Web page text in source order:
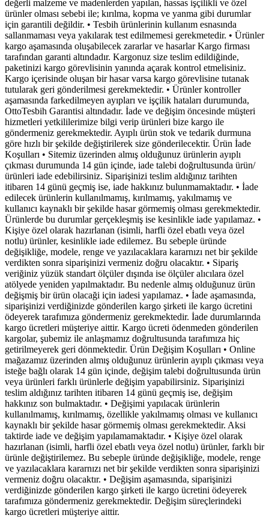
değerli malzeme ve madenlerden yapılan, hassas işçilikli ve özel
ürünler olması sebebi ile; kırılma, kopma ve yanma gibi durumlar
için garantili değildir. • Tesbih ürünlerinin kullanım esnasında
sallanmaması veya yakılarak test edilmemesi gerekmetedir. • Ürünler
kargo aşamasında oluşabilecek zararlar ve hasarlar Kargo firması
tarafından garanti altındadır. Kargonuz size teslim edildiğinde,
paketinizi kargo görevlisinin yanında açarak kontrol etmelisiniz.
Kargo içerisinde oluşan bir hasar varsa kargo görevlisine tutanak
tutularak geri gönderilmesi gerekmektedir. • Ürünler kontroller
aşamasında farkedilmeyen ayıpları ve işçilik hataları durumunda,
OttoTesbih Garantisi altındadır. İade ve değişim öncesinde müşteri
hizmetleri yetkililerimize bilgi verip ürünleri bize kargo ile
göndermeniz gerekmektedir. Ayıplı ürün stok ve tedarik durmuna
göre hızlı bir şekilde değiştirilerek size gönderilecektir. Ürün İade
Koşulları • Sitemiz üzerinden almış olduğunuz ürünlerin ayıplı
çıkması durumunda 14 gün içinde, iade talebi doğrultusunda ürün/
ürünleri iade edebilirsiniz. Siparişinizi teslim aldığınız tarihten
itibaren 14 günü geçmiş ise, iade hakkınız bulunmamaktadır. • İade
edilecek ürünlerin kullanılmamış, kırılmamış, yakılmamış ve
kullanıcı kaynaklı bir şekilde hasar görmemiş olması gerekmektedir.
Ürünlerde bu durumlar gerçekleşmiş ise kesinlikle iade yapılamaz. •
Kişiye özel olarak hazırlanan (isimli, harfli özel ebatlı veya özel
notlu) ürünler, kesinlikle iade edilemez. Bu sebeple üründe
değişikliğe, modele, renge ve yazılacaklara kararnızı net bir şekilde
verdikten sonra siparişinizi vermeniz doğru olacaktır. • Sipariş
veriğiniz yüzük standart ölçüler dışında ise ölçüler alıcılara özel
atölyede yeniden yapılmaktadır. Bu nedenle almış olduğunuz ürün
değişmiş bir ürün olacaği için iadesi yapılamaz. • İade aşamasında,
siparişinizi verdiğinizde gönderilen kargo şirketi ile kargo ücretini
ödeyerek tarafımıza göndermeniz gerekmektedir. İade durumlarında
kargo ücretleri müşteriye aittir. Kargo ücreti ödenmeden gönderilen
kargolar, şubemiz ile anlaşmamız doğrultusunda tarafımıza hiç
getirilmeyerek geri dönmektedir. Ürün Değişim Koşulları • Online
mağazamız üzerinden almış olduğunuz ürünlerin ayıplı çıkması veya
isteğe bağlı olarak 14 gün içinde, değişim talebi doğrultusunda ürün
veya ürünleri farklı ürünlerle değişim yapabilirsiniz. Siparişinizi
teslim aldığınız tarihten itibaren 14 günü geçmiş ise, değişim
hakkınız son bulmaktadır. • Değişimi yapılacak ürünlerin
kullanılmamış, kırılmamış, özellikle yakılmamış olması ve kullanıcı
kaynaklı bir şekilde hasar görmemiş olması gerekmektedir. Aksi
taktirde iade ve değişim yapılamamaktadır. • Kişiye özel olarak
hazırlanan (isimli, harfli özel ebatlı veya özel notlu) ürünler, farklı bir
ürünle değiştirilemez. Bu sebeple üründe değişikliğe, modele, renge
ve yazılacaklara kararnızı net bir şekilde verdikten sonra siparişinizi
vermeniz doğru olacaktır. • Değişim aşamasında, siparişinizi
verdiğinizde gönderilen kargo şirketi ile kargo ücretini ödeyerek
tarafımıza göndermeniz gerekmektedir. Değişim süreçlerindeki
kargo ücretleri müşteriye aittir.